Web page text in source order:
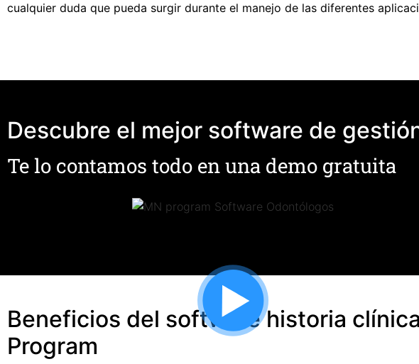
cualquier duda que pueda surgir durante el manejo de las diferentes
Descubre el mejor software de
Te lo contamos todo en una demo gratuita
Beneficios del software historia
Program